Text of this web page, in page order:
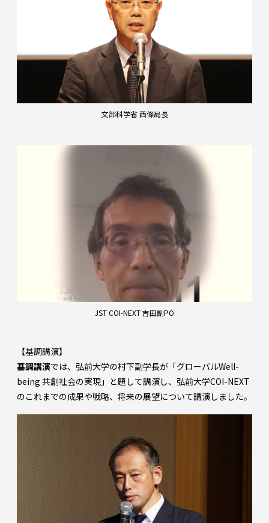
文部科学省 西條局長
JST COI-NEXT 吉田副PO
【基調講演】
基調講演では、弘前大学の村下副学長が「グローバルWell-
being 共創社会の実現」と題して講演し、弘前大学COI-NEXT
のこれまでの成果や戦略、将来の展望について講演しました。